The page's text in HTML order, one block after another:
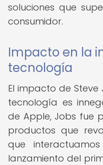
soluciones que
consumidor.
Impacto en la
tecnología
El impacto de
tecnología es
de Apple, Jobs fue
productos que
que
lanzamiento del